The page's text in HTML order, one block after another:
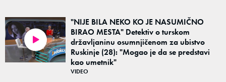
"NIJE BILA NEKO KO JE NASUMIČNO
BIRAO MESTA" Detektiv o turskom
državljaninu osumnjičenom za ubistvo
Ruskinje (28): "Mogao je da se predstavi
kao umetnik"
VIDEO